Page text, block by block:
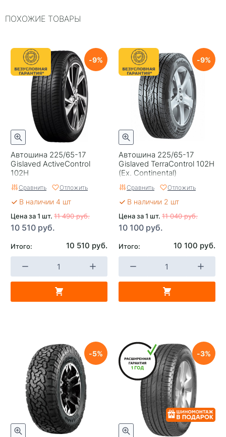
Типоразмер
Тип шины
Легковые
RunFlat
Комплектация
шина
Нешипованная
Гарантия
1 год
Страна изготовителя
Китай
ПОХОЖИЕ ТОВАРЫ
Автошина 225/65-17
Gislaved ActiveControl
102H
9
Сравнить Отложить
В наличии 4 шт
Цена за 1 шт. 11 490 руб.
10 510 руб.
Итого: 10 510 руб.
Автошина 225/65-17
Gislaved TerraControl 102H
(Ex. Continental)
9
Сравнить Отложить
В наличии 2 шт
Цена за 1 шт. 11 040 руб.
10 100 руб.
Итого: 10 100 руб.
5 3